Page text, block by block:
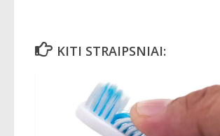
KITI STRAIPSNIAI: